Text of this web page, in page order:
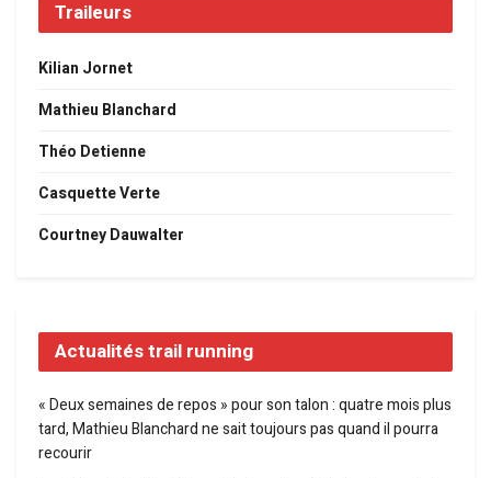
Traileurs
Kilian Jornet
Mathieu Blanchard
Théo Detienne
Casquette Verte
Courtney Dauwalter
Actualités trail running
« Deux semaines de repos » pour son talon : quatre mois plus
tard, Mathieu Blanchard ne sait toujours pas quand il pourra
recourir